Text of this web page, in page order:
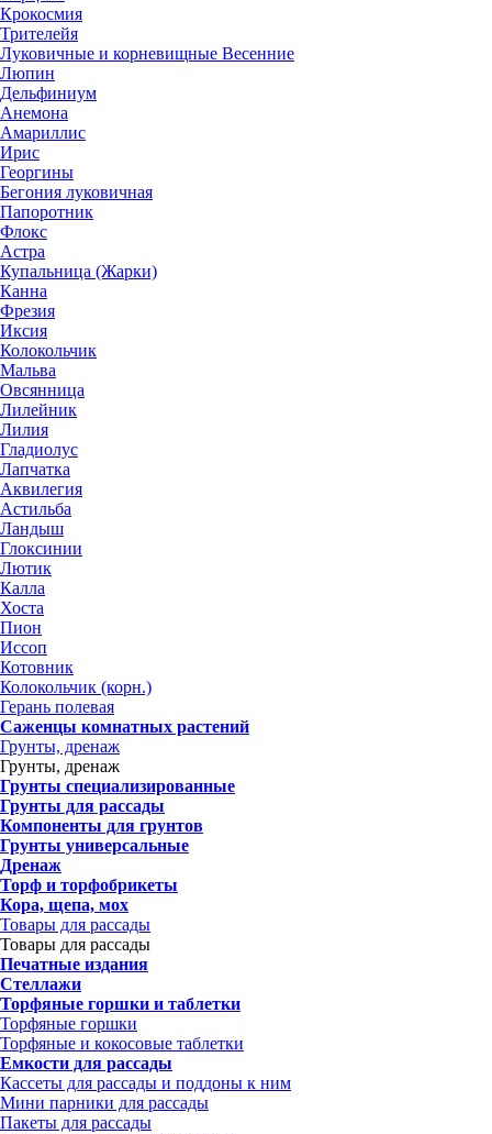
Крокосмия
Трителейя
Луковичные и корневищные Весенние
Люпин
Дельфиниум
Анемона
Амариллис
Ирис
Георгины
Бегония луковичная
Папоротник
Флокс
Астра
Купальница (Жарки)
Канна
Фрезия
Иксия
Колокольчик
Мальва
Овсянница
Лилейник
Лилия
Гладиолус
Лапчатка
Аквилегия
Астильба
Ландыш
Глоксинии
Лютик
Калла
Хоста
Пион
Иссоп
Котовник
Колокольчик (корн.)
Герань полевая
Саженцы комнатных растений
Грунты, дренаж
Грунты, дренаж
Грунты специализированные
Грунты для рассады
Компоненты для грунтов
Грунты универсальные
Дренаж
Торф и торфобрикеты
Кора, щепа, мох
Товары для рассады
Товары для рассады
Печатные издания
Стеллажи
Торфяные горшки и таблетки
Торфяные горшки
Торфяные и кокосовые таблетки
Емкости для рассады
Кассеты для рассады и поддоны к ним
Мини парники для рассады
Пакеты для рассады